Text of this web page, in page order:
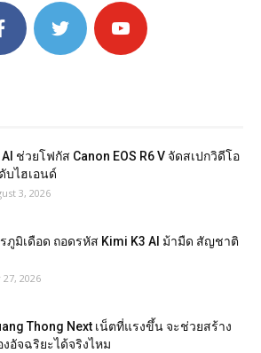
ช่วยโฟกัส Canon EOS R6 V จัดสเปกวิดีโอ
บไฮเอนด์
3, 2026
ภูมิเดือด ถอดรหัส Kimi K3 AI ม้ามืด สัญชาติ
27, 2026
Thong Next เน็ตที่แรงขึ้น จะช่วยสร้าง
งอัจฉริยะได้จริงไหม